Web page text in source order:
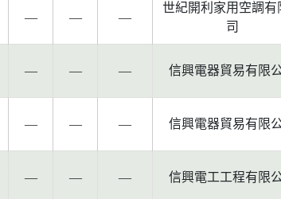
— — —
世紀開利家用空調有
司
— — — 信興電器貿易有限
— — — 信興電器貿易有限
— — — 信興電工工程有限